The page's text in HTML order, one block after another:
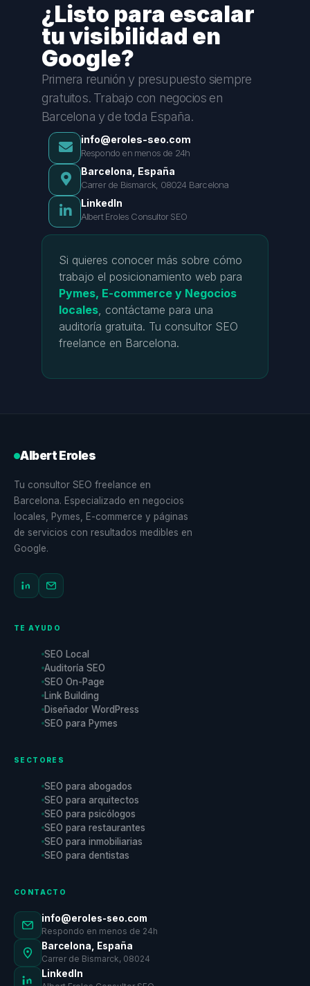
¿Listo para escalar
tu visibilidad en
Google?
Primera reunión y presupuesto siempre
gratuitos. Trabajo con negocios en
Barcelona y de toda España.
info@eroles-seo.com
Respondo en menos de 24h
Barcelona, España
Carrer de Bismarck, 08024 Barcelona
LinkedIn
Albert Eroles Consultor SEO
Si quieres conocer más sobre cómo
trabajo el posicionamiento web para
Pymes, E-commerce y Negocios
locales, contáctame para una
auditoría gratuita. Tu consultor SEO
freelance en Barcelona.
Albert Eroles
Tu consultor SEO freelance en
Barcelona. Especializado en negocios
locales, Pymes, E-commerce y páginas
de servicios con resultados medibles en
Google.
TE AYUDO
SEO Local
Auditoría SEO
SEO On-Page
Link Building
Diseñador WordPress
SEO para Pymes
SECTORES
SEO para abogados
SEO para arquitectos
SEO para psicólogos
SEO para restaurantes
SEO para inmobiliarias
SEO para dentistas
CONTACTO
info@eroles-seo.com
Respondo en menos de 24h
Barcelona, España
Carrer de Bismarck, 08024
LinkedIn